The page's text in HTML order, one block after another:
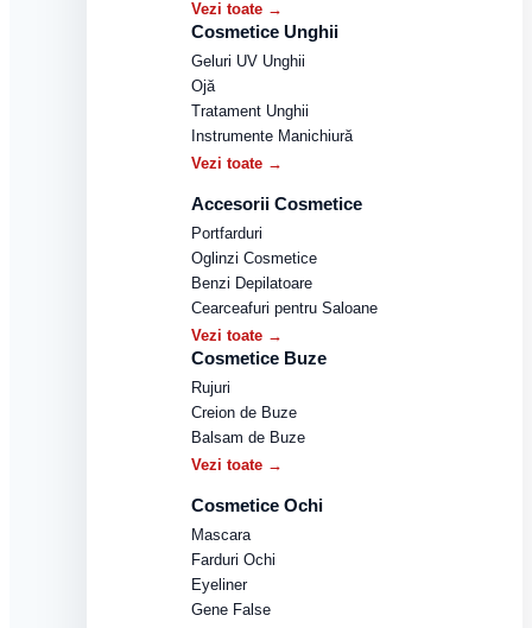
Vezi toate →
Cosmetice Unghii
Geluri UV Unghii
Ojă
Tratament Unghii
Instrumente Manichiură
Vezi toate →
Accesorii Cosmetice
Portfarduri
Oglinzi Cosmetice
Benzi Depilatoare
Cearceafuri pentru Saloane
Vezi toate →
Cosmetice Buze
Rujuri
Creion de Buze
Balsam de Buze
Vezi toate →
Cosmetice Ochi
Mascara
Farduri Ochi
Eyeliner
Gene False